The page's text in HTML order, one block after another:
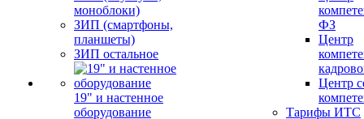
моноблоки)
ЗИП (смартфоны,
планшеты)
ЗИП остальное
19" и настенное
оборудование
ФЗ
Центр
Центр
Тарифы ИТС